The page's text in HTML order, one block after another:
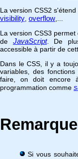
La version CSS2
visibility overflow
La version CSS3
de JavaScript. De
accessible à partir de
Dans le CSS, il y a
variables, des
faire, on doit encore
programmation comme
Remarque
Si vous